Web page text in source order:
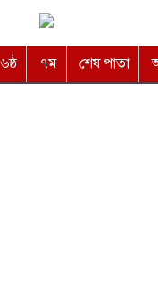
৬ষ্ঠ ৭ম শেষ পাতা